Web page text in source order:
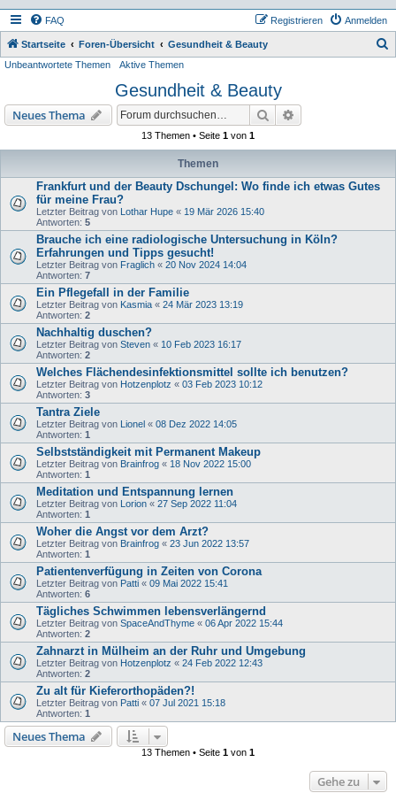
FAQ Anmelden
Registrieren
Startseite Foren-Übersicht Gesundheit & Beauty
Unbeantwortete Themen Aktive Themen
Gesundheit & Beauty
Neues Thema Suche
13 Themen • Seite 1 von 1
Themen
Frankfurt und der Beauty Dschungel: Wo finde ich etwas Gutes
für meine Frau?
Letzter Beitrag von Lothar Hupe « 19 Mär 2026 15:40
Antworten: 5
Brauche ich eine radiologische Untersuchung in Köln?
Erfahrungen und Tipps gesucht!
Letzter Beitrag von Fraglich « 20 Nov 2024 14:04
Antworten: 7
Ein Pflegefall in der Familie
Letzter Beitrag von Kasmia « 24 Mär 2023 13:19
Antworten: 2
Nachhaltig duschen?
Letzter Beitrag von Steven « 10 Feb 2023 16:17
Antworten: 2
Welches Flächendesinfektionsmittel sollte ich benutzen?
Letzter Beitrag von Hotzenplotz « 03 Feb 2023 10:12
Antworten: 3
Tantra Ziele
Letzter Beitrag von Lionel « 08 Dez 2022 14:05
Antworten: 1
Selbstständigkeit mit Permanent Makeup
Letzter Beitrag von Brainfrog « 18 Nov 2022 15:00
Antworten: 1
Meditation und Entspannung lernen
Letzter Beitrag von Lorion « 27 Sep 2022 11:04
Antworten: 1
Woher die Angst vor dem Arzt?
Letzter Beitrag von Brainfrog « 23 Jun 2022 13:57
Antworten: 1
Patientenverfügung in Zeiten von Corona
Letzter Beitrag von Patti « 09 Mai 2022 15:41
Antworten: 6
Tägliches Schwimmen lebensverlängernd
Letzter Beitrag von SpaceAndThyme « 06 Apr 2022 15:44
Antworten: 2
Zahnarzt in Mülheim an der Ruhr und Umgebung
Letzter Beitrag von Hotzenplotz « 24 Feb 2022 12:43
Antworten: 2
Zu alt für Kieferorthopäden?!
Letzter Beitrag von Patti « 07 Jul 2021 15:18
Antworten: 1
Neues Thema
13 Themen • Seite 1 von 1
Gehe zu